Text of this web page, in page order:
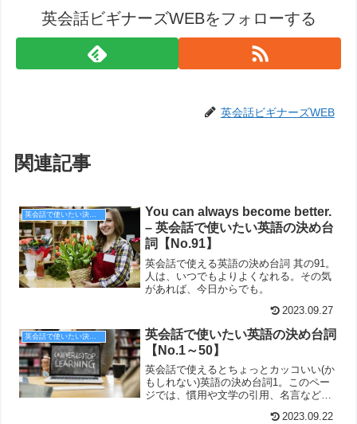
英会話ビギナーズWEBをフォローする
英会話ビギナーズWEB
関連記事
英会話で使いたい決め台詞
You can always become better.
– 英会話で使いたい英語の決め台
詞【No.91】
英会話で使える英語の決め台詞 其の91。
人は、いつでもよりよくなれる。その気
があれば、今日からでも。
2023.09.27
英会話で使いたい決め台詞
英会話で使いたい英語の決め台詞
【No.1～50】
英会話で使えるとちょっとカッコいい(か
もしれない)英語の決め台詞1。このペー
ジでは、慣用や文学の引用、名言など、
2023.09.22